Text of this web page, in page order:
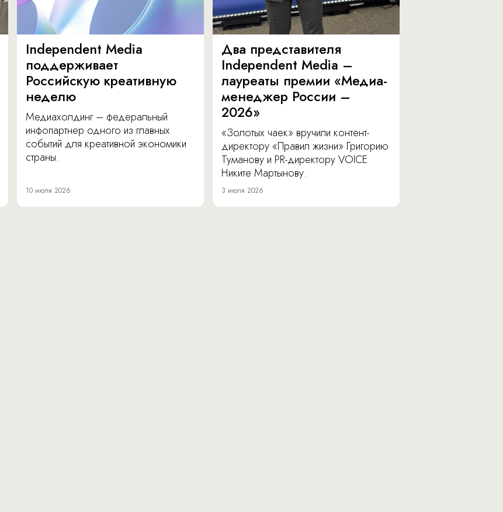
Independent Media
поддерживает
Российскую креативную
неделю
Медиахолдинг – федеральный
инфопартнер одного из главных
событий для креативной экономики
страны.
10 июля 2026
Два представителя
Independent Media –
лауреаты премии «Медиа-
менеджер России –
2026»
«Золотых чаек» вручили контент-
директору «Правил жизни» Григорию
Туманову и PR-директору VOICE
Никите Мартынову.
3 июля 2026